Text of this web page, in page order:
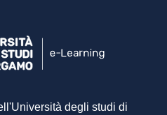
degli studi di